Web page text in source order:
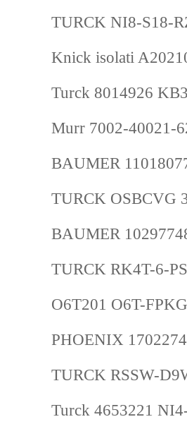
TURCK NI8-S18-
Knick isolati
Turck 8014926
Murr 7002-40021-
BAUMER
TURCK OSBCVG
BAUMER
TURCK RK4T-6-
O6T201 O6T-
PHOENIX 1702274
TURCK RSSW-
Turck 4653221